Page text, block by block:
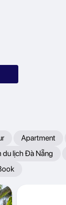
Apartment
du lịch Đà Nẵng